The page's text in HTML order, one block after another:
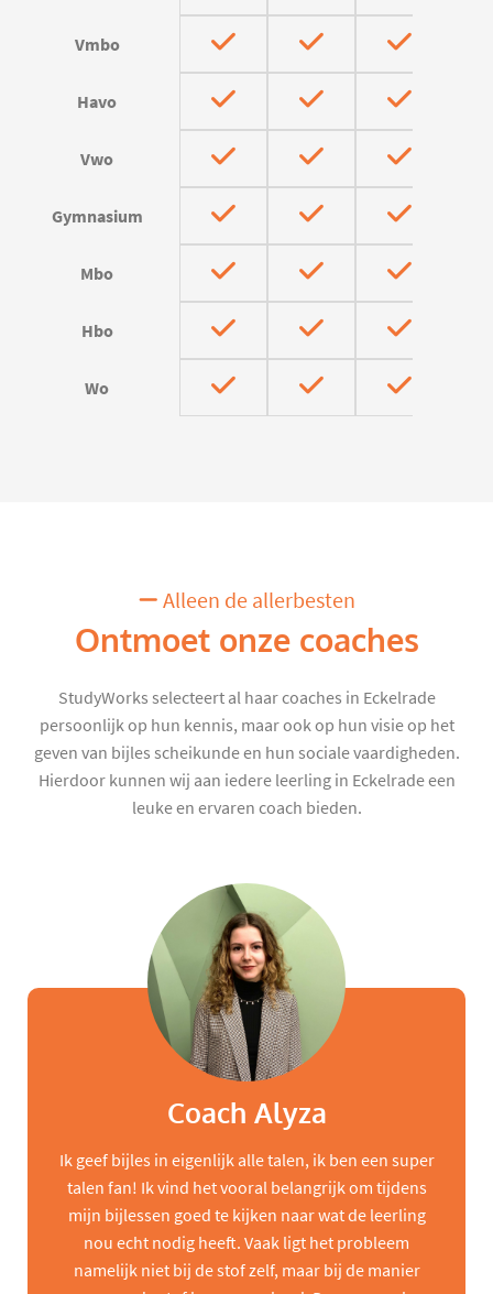
Vmbo
Havo
Vwo
Gymnasium
Mbo
Hbo
Wo
Alleen de allerbesten
Ontmoet onze coaches
StudyWorks selecteert al haar coaches in Eckelrade
persoonlijk op hun kennis, maar ook op hun visie op het
geven van bijles scheikunde en hun sociale vaardigheden.
Hierdoor kunnen wij aan iedere leerling in Eckelrade een
leuke en ervaren coach bieden.
Coach Alyza
Ik geef bijles in eigenlijk alle talen, ik ben een super
talen fan! Ik vind het vooral belangrijk om tijdens
mijn bijlessen goed te kijken naar wat de leerling
nou echt nodig heeft. Vaak ligt het probleem
namelijk niet bij de stof zelf, maar bij de manier